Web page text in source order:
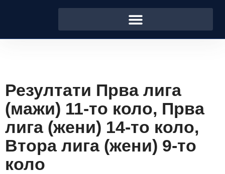
Резултати Прва лига
(мажи) 11-то коло, Прва
лига (жени) 14-то коло,
Втора лига (жени) 9-то
коло